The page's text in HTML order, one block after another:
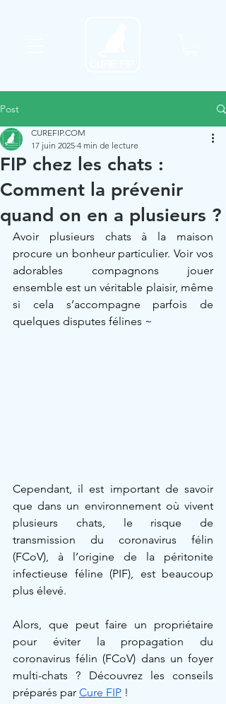
Post
FIP chez les chats :
Comment la prévenir
quand on en a plusieurs ?
CUREFIP.COM
17 juin 2025 4 min de lecture
Avoir plusieurs chats à la maison
procure un bonheur particulier. Voir vos
adorables compagnons jouer
ensemble est un véritable plaisir, même
si cela s’accompagne parfois de
quelques disputes félines ~
Cependant, il est important de savoir
que dans un environnement où vivent
plusieurs chats, le risque de
transmission du coronavirus félin
(FCoV), à l’origine de la péritonite
infectieuse féline (PIF), est beaucoup
plus élevé.
Alors, que peut faire un propriétaire
pour éviter la propagation du
coronavirus félin (FCoV) dans un foyer
multi-chats ? Découvrez les conseils
préparés par Cure FIP !